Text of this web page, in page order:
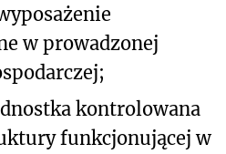
w prowadzonej
kontrolowana
funkcjonującej w